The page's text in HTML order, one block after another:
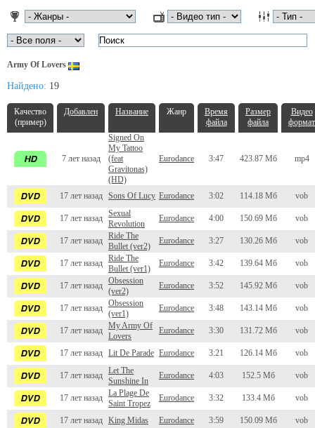
Army Of Lovers
Найдено: 19
Качество
(пример)
Добавлен Название Жанр
Время
файла
Размер
файла
Видео
формат
7 лет назад
Signed On
My Tattoo
(feat
Gravitonas)
(HD)
Eurodance 3:47 423.87 Мб mp4
17 лет назад Sons Of Lucy Eurodance 3:02 114.18 Мб vob
17 лет назад
Sexual
Revolution
Eurodance 4:00 150.69 Мб vob
17 лет назад
Ride The
Bullet (ver2)
Eurodance 3:27 130.26 Мб vob
17 лет назад
Ride The
Bullet (ver1)
Eurodance 3:42 139.64 Мб vob
17 лет назад
Obsession
(ver2)
Eurodance 3:52 145.92 Мб vob
17 лет назад
Obsession
(ver1)
Eurodance 3:48 143.14 Мб vob
17 лет назад
My Army Of
Lovers
Eurodance 3:30 131.72 Мб vob
17 лет назад Lit De Parade Eurodance 3:21 126.14 Мб vob
17 лет назад
Let The
Sunshine In
Eurodance 4:03 152.5 Мб vob
17 лет назад
La Plage De
Saint Tropez
Eurodance 3:32 133.4 Мб vob
17 лет назад King Midas Eurodance 3:59 150.09 Мб vob